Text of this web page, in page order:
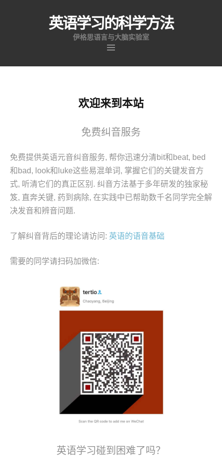
英语学习的科学方法
伊格思语言与大脑实验室
容
欢迎来到本站
免费纠音服务
免费提供英语元音纠音服务, 帮你迅速分清bit和beat, bed
和bad, look和luke这些易混单词, 掌握它们的关键发音方
式, 听清它们的真正区别. 纠音方法基于多年研发的独家秘
笈, 直奔关键, 药到病除, 在实践中已帮助数千名同学完全解
决发音和辨音问题.
了解纠音背后的理论请访问: 英语的语音基础
需要的同学请扫码加微信:
英语学习碰到困难了吗？